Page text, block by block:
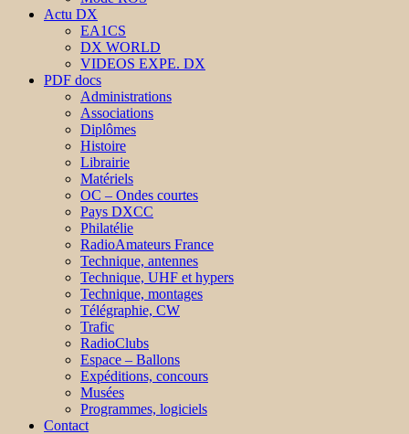
Actu DX
EA1CS
DX WORLD
VIDEOS EXPE. DX
PDF docs
Administrations
Associations
Diplômes
Histoire
Librairie
Matériels
OC – Ondes courtes
Pays DXCC
Philatélie
RadioAmateurs France
Technique, antennes
Technique, UHF et hypers
Technique, montages
Télégraphie, CW
Trafic
RadioClubs
Espace – Ballons
Expéditions, concours
Musées
Programmes, logiciels
Contact